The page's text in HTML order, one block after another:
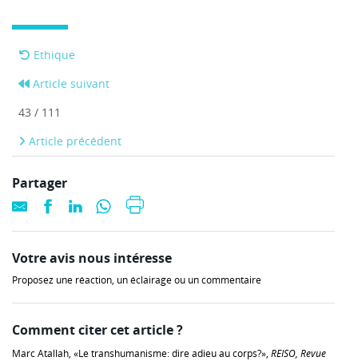
Ethique
Article suivant
43 / 111
Article précédent
Partager
Votre avis nous intéresse
Proposez une réaction, un éclairage ou un commentaire
Comment citer cet article ?
Marc Atallah, «Le transhumanisme: dire adieu au corps?», REISO, Revue